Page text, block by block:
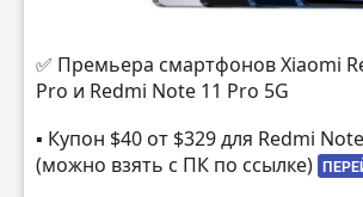
✅ Премьера смартфонов Xiaomi
Pro и Redmi Note 11 Pro 5G
▪️ Купон $40 от $329 для Redmi
(можно взять с ПК по ссылке)